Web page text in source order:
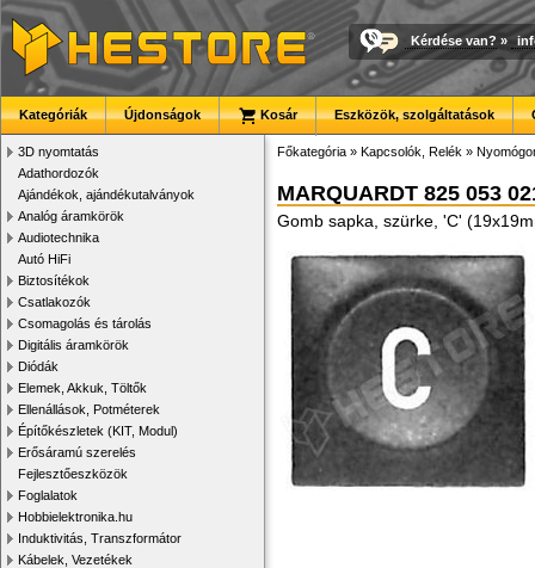
Kérdése van? »
Kategóriák Újdonságok Kosár Eszközök, szolgáltatások
3D nyomtatás
Adathordozók
Ajándékok, ajándékutalványok
Analóg áramkörök
Audiotechnika
Autó HiFi
Biztosítékok
Csatlakozók
Csomagolás és tárolás
Digitális áramkörök
Diódák
Elemek, Akkuk, Töltők
Ellenállások, Potméterek
Építőkészletek (KIT, Modul)
Erősáramú szerelés
Fejlesztőeszközök
Foglalatok
Hobbielektronika.hu
Induktivitás, Transzformátor
Kábelek, Vezetékek
Főkategória » Kapcsolók, Relék »
MARQUARDT 825 053
Gomb sapka, szürke, 'C'